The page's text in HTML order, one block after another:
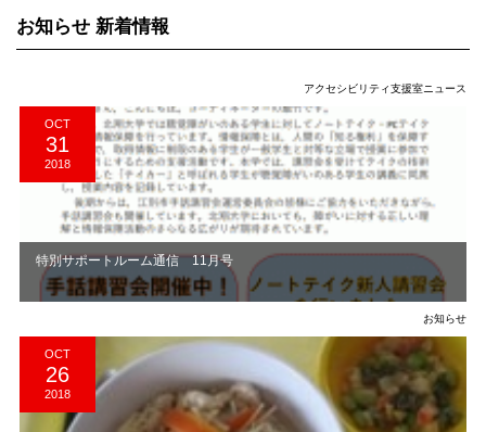
お知らせ 新着情報
アクセシビリティ支援室ニュース
OCT
31
2018
特別サポートルーム通信 11月号
お知らせ
OCT
26
2018